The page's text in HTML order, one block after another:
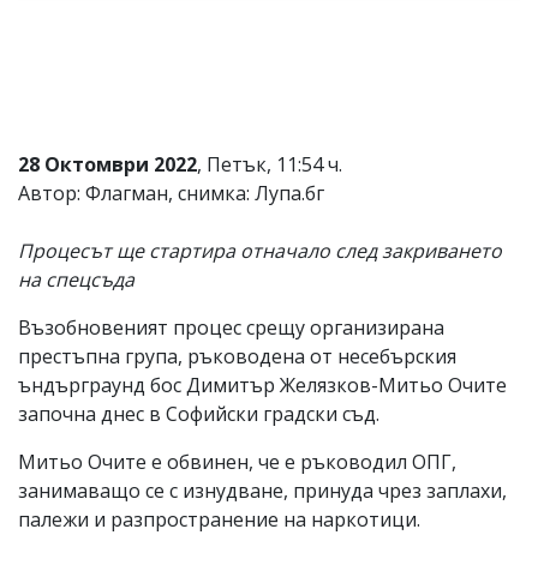
28 Октомври 2022, Петък, 11:54 ч.
Автор: Флагман, снимка: Лупа.бг
Процесът ще стартира отначало след закриването
на спецсъда
Възобновеният процес срещу организирана
престъпна група, ръководена от несебърския
ъндърграунд бос Димитър Желязков-Митьо Очите
започна днес в Софийски градски съд.
Митьо Очите е обвинен, че е ръководил ОПГ,
занимаващо се с изнудване, принуда чрез заплахи,
палежи и разпространение на наркотици.